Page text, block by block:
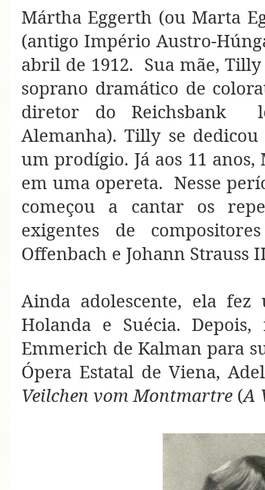
Mártha Eggerth (ou Marta
(antigo Império Austro-
abril de 1912. Sua mãe,
soprano dramático de
diretor do Reichsbank
Alemanha). Tilly se
um prodígio. Já aos 11
em uma opereta. Nesse
começou a cantar os
exigentes de
Offenbach e Johann Strauss
Ainda adolescente, ela
Holanda e Suécia.
Emmerich de Kalman para
Ópera Estatal de Viena,
Veilchen vom Montmartre (A